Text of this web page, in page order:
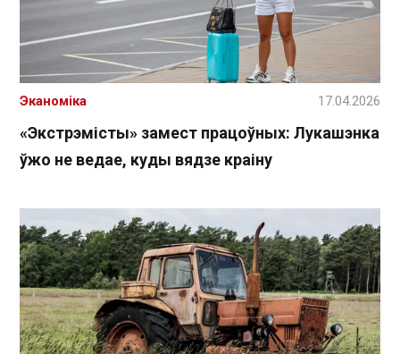
«Экстрэмісты» замест працоўных: Лукашэнка
ўжо не ведае, куды вядзе краіну
Эканоміка 17.04.2026